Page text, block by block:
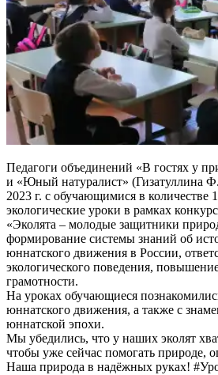
Педагоги объединений «В гостях у
и «Юный натуралист» (Гизатуллина
2023 г. с обучающимися в количестве
экологические уроки в рамках
«Эколята – молодые защитники
формирование системы знаний об
юннатского движения в России,
экологического поведения,
грамотности.
На уроках обучающиеся
юннатского движения, а также с
юннатской эпохи.
Мы убедились, что у наших эколят
чтобы уже сейчас помогать природе,
Наша природа в надёжных руках!